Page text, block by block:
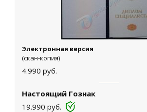
Электронная версия
(скан-копия)
4.990 руб.
Настоящий Гознак
19.990 руб.